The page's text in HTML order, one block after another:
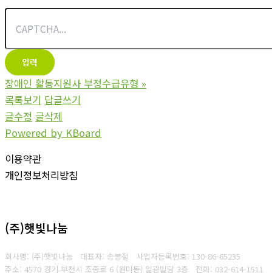
장애인 활동지원사 부정수급유형 »
목록보기 답글쓰기
글수정 글삭제
Powered by KBoard
이용약관
개인정보처리방침
(주)햇빛나눔
회사명: (주)햇빛나눔 대표자: 송봉철 사업자등록번호: 130-86-65235
주소: 4570 경기 부천시 조종로 6 (원미동) 일광빌딩 3층 전화: 032-614-1511